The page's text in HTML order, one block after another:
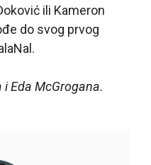
ili Kameron
do svog prvog
Eda McGrogana.